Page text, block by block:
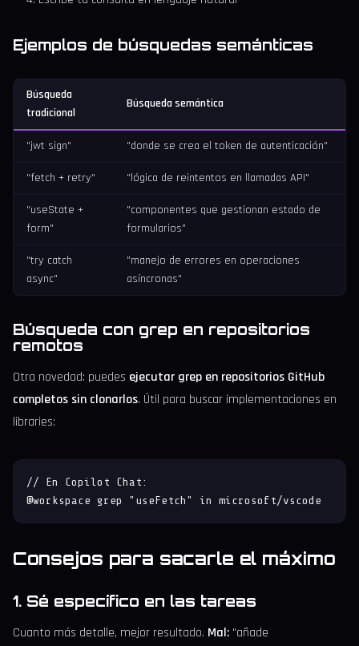
Ejemplos de búsquedas semánticas
Búsqueda
tradicional
Búsqueda semántica
"jwt sign" "donde se crea el token de autenticación"
"fetch + retry" "lógica de reintentos en llamadas API"
"useState +
form"
"componentes que gestionan estado de
formularios"
"try catch
async"
"manejo de errores en operaciones
asíncronas"
Búsqueda con grep en repositorios
remotos
Otra novedad: puedes ejecutar grep en repositorios GitHub
completos sin clonarlos. Útil para buscar implementaciones en
libraries:
// En Copilot Chat:
@workspace grep "useFetch" in microsoft/vscode
Consejos para sacarle el máximo
1. Sé específico en las tareas
Cuanto más detalle, mejor resultado. Mal: "añade